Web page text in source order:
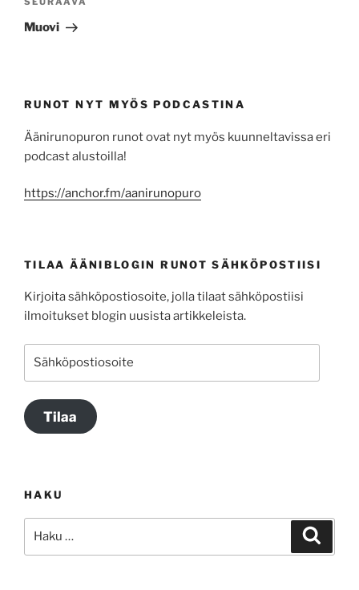
Seuraava
artikkeli
Muovi
RUNOT NYT MYÖS PODCASTINA
Äänirunopuron runot ovat nyt myös kuunneltavissa eri
podcast alustoilla!
https://anchor.fm/aanirunopuro
TILAA ÄÄNIBLOGIN RUNOT SÄHKÖPOSTIISI
Kirjoita sähköpostiosoite, jolla tilaat sähköpostiisi
ilmoitukset blogin uusista artikkeleista.
Tilaa
HAKU